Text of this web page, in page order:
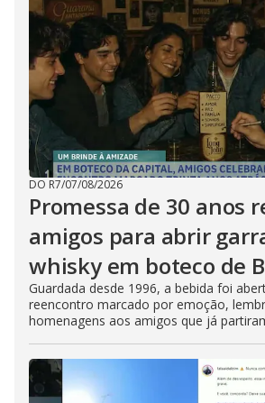
DO R7/07/08/2026
Promessa de 30 anos
amigos para abrir
whisky em boteco de
Guardada desde 1996, a bebida foi
reencontro marcado por emoção,
homenagens aos amigos que já